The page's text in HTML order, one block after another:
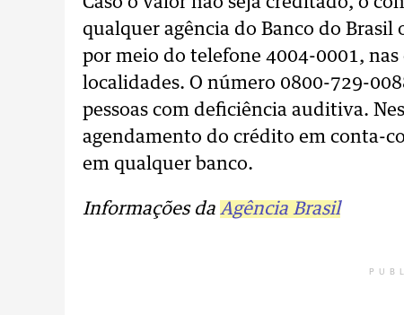
qualquer agência do Banco do
por meio do telefone 4004-0001,
localidades. O número 0800-729-
pessoas com deficiência auditiva.
agendamento do crédito em conta-
em qualquer banco.
Informações da Agência Brasil